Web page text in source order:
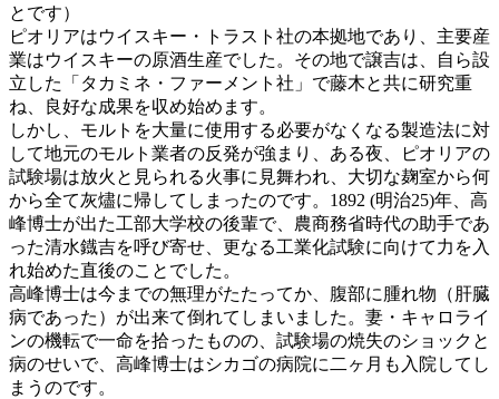
とです）
ピオリアはウイスキー・トラスト社の本拠地であり、主要産
業はウイスキーの原酒生産でした。その地で譲吉は、自ら設
立した「タカミネ・ファーメント社」で藤木と共に研究重
ね、良好な成果を収め始めます。
しかし、モルトを大量に使用する必要がなくなる製造法に対
して地元のモルト業者の反発が強まり、ある夜、ピオリアの
試験場は放火と見られる火事に見舞われ、大切な麹室から何
から全て灰燼に帰してしまったのです。1892 (明治25)年、高
峰博士が出た工部大学校の後輩で、農商務省時代の助手であ
った清水鐡吉を呼び寄せ、更なる工業化試験に向けて力を入
れ始めた直後のことでした。
高峰博士は今までの無理がたたってか、腹部に腫れ物（肝臓
病であった）が出来て倒れてしまいました。妻・キャロライ
ンの機転で一命を拾ったものの、試験場の焼失のショックと
病のせいで、高峰博士はシカゴの病院に二ヶ月も入院してし
まうのです。